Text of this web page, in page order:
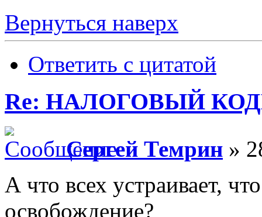
Вернуться наверх
Ответить с цитатой
Re: НАЛОГОВЫЙ
Сергей Темрин »
А что всех устраивает,
освобождение?